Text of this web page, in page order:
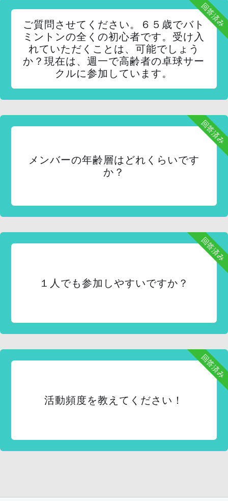
回答済み
ご質問させてください。６５歳でバト
ミントンの全くの初心者です。受け入
れていただくことは、可能でしょう
か？現在は、週一で高齢者の卓球サー
クルに参加しています。
回答済み
メンバーの年齢層はどれくらいです
か？
回答済み
１人でも参加しやすいですか？
回答済み
活動頻度を教えてください！